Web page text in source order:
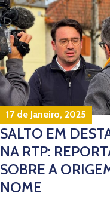
17 de Janeiro, 2025
SALTO EM
NA RTP:
SOBRE A
NOME